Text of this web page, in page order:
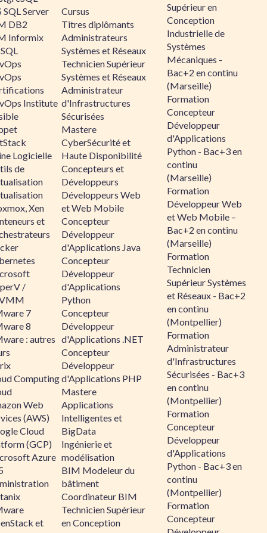
SQL Server
DB2
Informix
Institute
Logicielle
de
Xen
et
/
7
8
: autres
Computing
Web
(AWS)
Cloud
(GCP)
Azure
et
Cursus
Titres diplômants
Administrateurs
Systèmes et Réseaux
Technicien Supérieur
Systèmes et Réseaux
Administrateur
d'Infrastructures
Sécurisées
Mastere
CyberSécurité et
Haute Disponibilité
Concepteurs et
Développeurs
Développeurs Web
et Web Mobile
Concepteur
Développeur
d'Applications Java
Concepteur
Développeur
d'Applications
Python
Concepteur
Développeur
d'Applications .NET
Concepteur
Développeur
d'Applications PHP
Mastere
Applications
Intelligentes et
BigData
Ingénierie et
modélisation
BIM Modeleur du
bâtiment
Coordinateur BIM
Technicien Supérieur
en Conception
Supérieur en
Conception
Industrielle de
Systèmes
Mécaniques -
Bac+2 en continu
(Marseille)
Formation
Concepteur
Développeur
d'Applications
Python - Bac+3 en
continu
(Marseille)
Formation
Développeur Web
et Web Mobile –
Bac+2 en continu
(Marseille)
Formation
Technicien
Supérieur Systèmes
et Réseaux - Bac+2
en continu
(Montpellier)
Formation
Administrateur
d'Infrastructures
Sécurisées - Bac+3
en continu
(Montpellier)
Formation
Concepteur
Développeur
d'Applications
Python - Bac+3 en
continu
(Montpellier)
Formation
Concepteur